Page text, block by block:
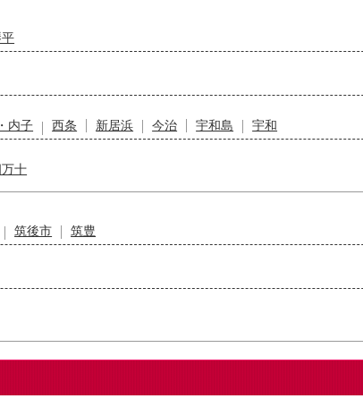
内子 西条 新居浜 今治 宇和島
宇和
万十
筑後市
筑豊